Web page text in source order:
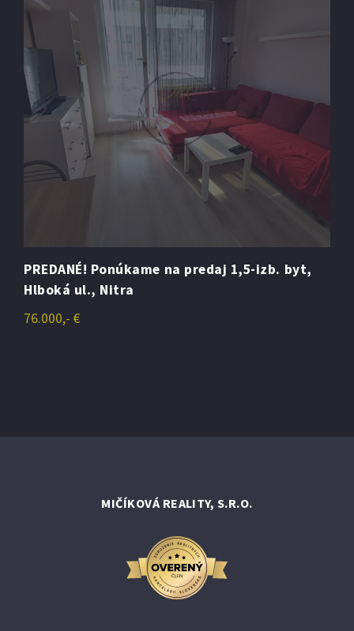
Predáme 1-izb. mezonety v novostavbe byt.
domov, PANSKÉ POLE, Vráble
121.900,- €
MIČÍKOVÁ REALITY, S.R.O.